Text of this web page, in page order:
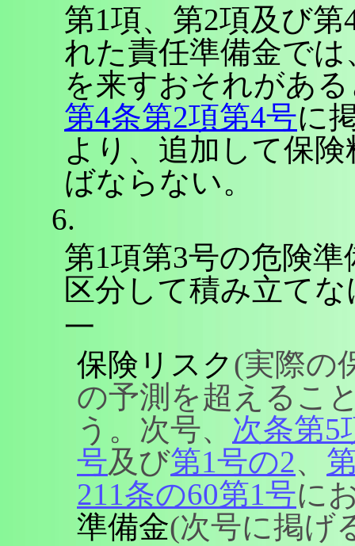
第1項、第2項及び
れた責任準備金で
を来すおそれがあ
第4条第2項第4号に
より、追加して保
ばならない。
6.
第1項第3号の危険
区分して積み立て
一
保険リスク(実際の
の予測を超えるこ
う。次号、 次条第5
号及び第1号の2、
211条の60第1号に
準備金(次号に掲げ